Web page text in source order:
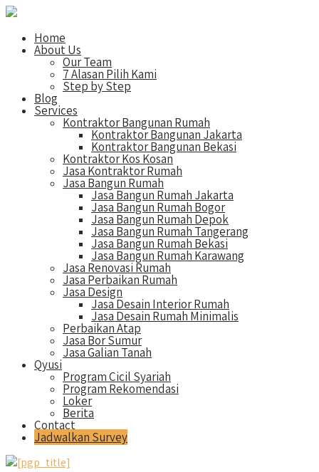
Home
About Us
Our Team
7 Alasan Pilih Kami
Step by Step
Blog
Services
Kontraktor Bangunan Rumah
Kontraktor Bangunan Jakarta
Kontraktor Bangunan Bekasi
Kontraktor Kos Kosan
Jasa Kontraktor Rumah
Jasa Bangun Rumah
Jasa Bangun Rumah Jakarta
Jasa Bangun Rumah Bogor
Jasa Bangun Rumah Depok
Jasa Bangun Rumah Tangerang
Jasa Bangun Rumah Bekasi
Jasa Bangun Rumah Karawang
Jasa Renovasi Rumah
Jasa Perbaikan Rumah
Jasa Design
Jasa Desain Interior Rumah
Jasa Desain Rumah Minimalis
Perbaikan Atap
Jasa Bor Sumur
Jasa Galian Tanah
Qyusi
Program Cicil Syariah
Program Rekomendasi
Loker
Berita
Contact
Jadwalkan Survey